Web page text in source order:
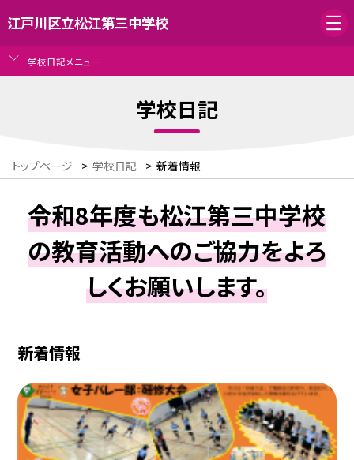
江戸川区立松江第三中学校
学校日記メニュー
学校日記
トップページ > 学校日記 > 新着情報
令和8年度も松江第三中学校
の教育活動へのご協力をよろ
しくお願いします。
新着情報